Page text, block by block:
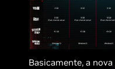
Basicamente, a nova